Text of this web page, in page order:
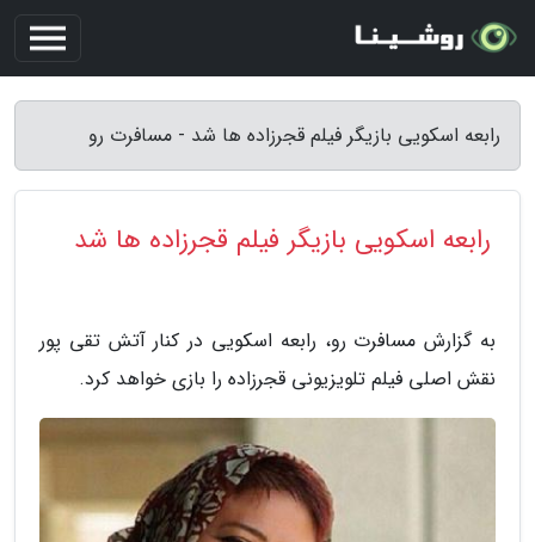
رابعه اسکویی بازیگر فیلم قجرزاده ها شد - مسافرت رو
رابعه اسکویی بازیگر فیلم قجرزاده ها شد
به گزارش مسافرت رو، رابعه اسکویی در کنار آتش تقی پور
نقش اصلی فیلم تلویزیونی قجرزاده را بازی خواهد کرد.